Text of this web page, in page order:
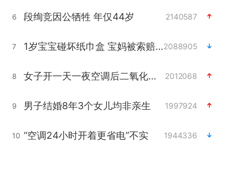
6 段绚竞因公牺牲 年仅44岁 2140587
7 1岁宝宝碰坏纸巾盒 宝妈被索赔924元2088905
8 女子开一天一夜空调后二氧化碳中毒 2012068
9 男子结婚8年3个女儿均非亲生 1997924
10 “空调24小时开着更省电”不实 1944336